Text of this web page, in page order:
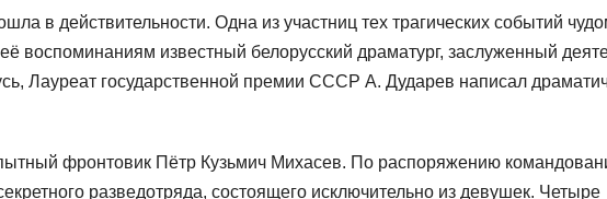
в действительности. Одна из участниц тех трагических событий
воспоминаниям известный белорусский драматург, заслуженный
Лауреат государственной премии СССР А. Дударев написал
фронтовик Пётр Кузьмич Михасев. По распоряжению
разведотряда, состоящего исключительно из девушек. Четыре